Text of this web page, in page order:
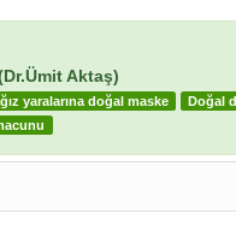
Aktaş)
yaralarına doğal maske
Doğal